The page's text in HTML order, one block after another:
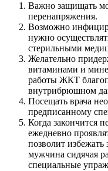
Важно защищать
перенапряжения.
Возможно
нужно
стерильными
Желательно
витаминами и
работы ЖКТ
внутрибрюшном
Посещать врача
предписанному
Когда закончится
ежедневно
позволит избежать
мужчина сидячая
специальные